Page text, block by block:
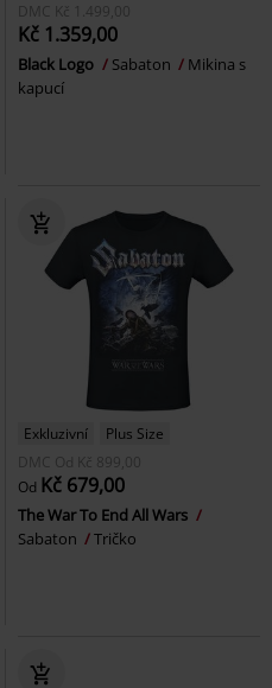
DMC
Kč 1.499,00
Kč 1.359,00
Black Logo Sabaton
Mikina s
kapucí
Exkluzivní
Plus Size
DMC Od Kč 899,00
Od Kč 679,00
The War To End All Wars
Sabaton
Tričko